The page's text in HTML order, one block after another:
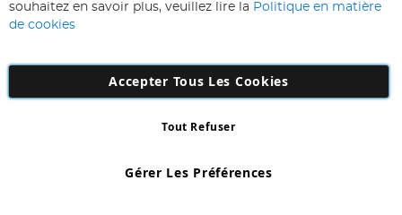
d’information
:
Number: 863029607
souhaitez en savoir plus, veuillez lire la Politique en matière
de cookies
Accepter Tous Les Cookies
Gérer Les Préférences
Tout Refuser